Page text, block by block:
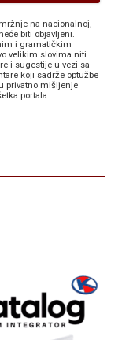
na nacionalnoj,
biti objavljeni.
i gramatičkim
velikim slovima niti
i sugestije u vezi sa
koji sadrže optužbe
privatno mišljenje
portala.